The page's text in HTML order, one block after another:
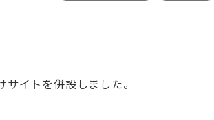
イトを併設しました。